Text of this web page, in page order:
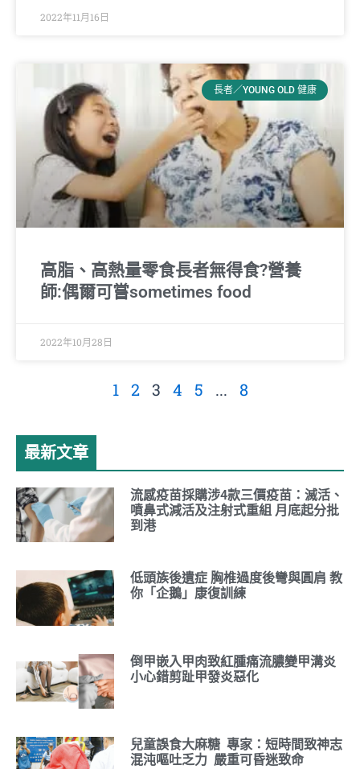
2022年11月16日
長者／YOUNG OLD 健康
高脂、高熱量零食長者無得食?營養
師:偶爾可嘗sometimes food
2022年10月28日
1 2 3 4 5 ... 8
最新文章
流感疫苗採購涉4款三價疫苗：滅活、
噴鼻式減活及注射式重組 月底起分批
到港
低頭族後遺症 胸椎過度後彎與圓肩 教
你「企鵝」康復訓練
倒甲嵌入甲肉致紅腫痛流膿變甲溝炎
小心錯剪趾甲發炎惡化
兒童誤食大麻糖 專家：短時間致神志
混沌嘔吐乏力 嚴重可昏迷致命